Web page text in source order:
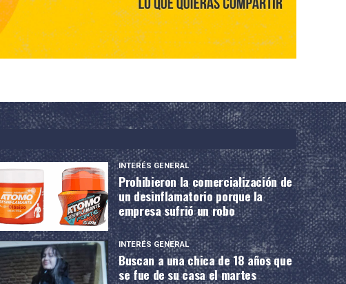
INTERÉS GENERAL
Prohibieron la comercialización de
un desinflamatorio porque la
empresa sufrió un robo
INTERÉS GENERAL
Buscan a una chica de 18 años que
se fue de su casa el martes